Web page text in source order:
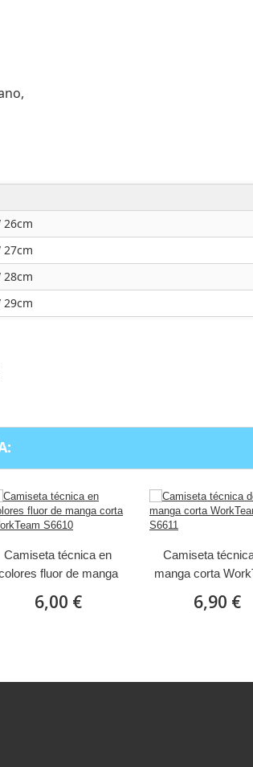
26cm
27cm
28cm
29cm
Camiseta técnica en
fluor de manga
6,00 €
Camiseta
manga corta
6,90 €